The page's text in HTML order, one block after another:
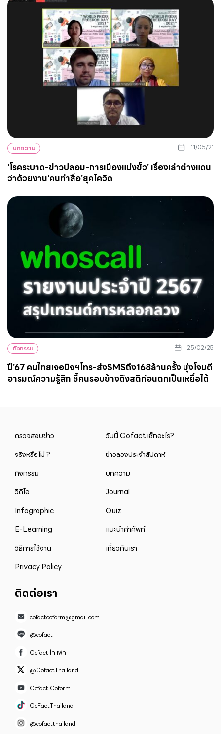
บทความ 11/05/21
‘โรคระบาด-ข่าวปลอม-การเมืองแบ่งขั้ว’ เรื่องเล่าต่างแดน
ว่าด้วยงาน‘คนทำสื่อ’ยุคโควิด
กิจกรรม 25/02/25
ปี’67 คนไทยเจอมิจฯโทร-ส่งSMSถึง168ล้านครั้ง มุ่งโจมตี
อารมณ์ความรู้สึก ชี้คนรอบข้างดึงสติก่อนตกเป็นเหยื่อได้
ตรวจสอบข่าว
วันนี้ Cofact เช็กอะไร?
จริงหรือไม่ ?
ข่าวลวงประจำสัปดาห์
กิจกรรม
บทความ
วิดีโอ
Journal
Infographic
Quiz
E-Learning
แนะนำคำศัพท์
วิธีการใช้งาน
เกี่ยวกับเรา
Privacy Policy
ติดต่อเรา
cofactcoform@gmail.com
@cofact
Cofact โคแฟค
@CofactThailand
Cofact Coform
CoFactThailand
@cofactthailand